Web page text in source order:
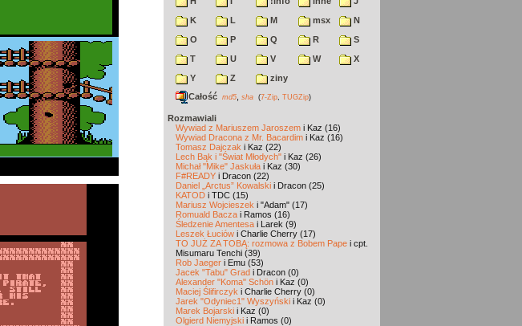
K
L M msx
N
O
P Q R
S
T
U V W
X
Y
Z
ziny
Całość md5 sha (7-Zip TUGZip)
Rozmawiali
Wywiad z Mariuszem Jaroszem i Kaz (16)
Wywiad Dracona z Mr. Bacardim i Kaz (16)
Tomasz Dajczak i Kaz (22)
Lech Bąk i "Świat Młodych" i Kaz (26)
Michał "Mike" Jaskuła i Kaz (30)
F#READY i Dracon (22)
Daniel „Arctus” Kowalski i Dracon (25)
KATOD i TDC (15)
Mariusz Wojcieszek i "Adam" (17)
Romuald Bacza i Ramos (16)
Śledzenie Amentesa i Larek (9)
Leszek Łuciów i Charlie Cherry (17)
TO JUŻ ZA TOBĄ: rozmowa z Bobem Pape i cpt.
Misumaru Tenchi (39)
Rob Jaeger i Emu (53)
Jacek "Tabu" Grad i Dracon (0)
Alexander "Koma" Schön i Kaz (0)
Maciej Ślifirczyk i Charlie Cherry (0)
Jarek "Odyniec1" Wyszyński i Kaz (0)
Marek Bojarski i Kaz (0)
Olgierd Niemyjski i Ramos (0)